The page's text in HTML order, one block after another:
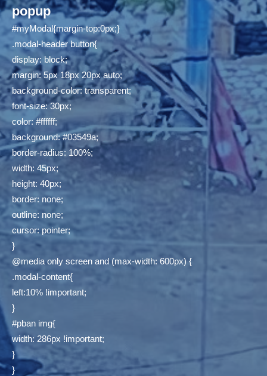
popup
#myModal{margin-top:0px;}
.modal-header button{
display: block;
margin: 5px 18px 20px auto;
background-color: transparent;
font-size: 30px;
color: #ffffff;
background: #03549a;
border-radius: 100%;
width: 45px;
height: 40px;
border: none;
outline: none;
cursor: pointer;
}
@media only screen and (max-width: 600px) {
.modal-content{
left:10% !important;
}
#pban img{
width: 286px !important;
}
}